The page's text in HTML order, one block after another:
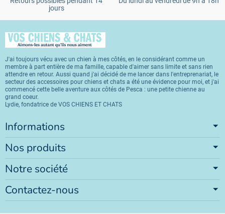
jours
J'ai toujours vécu avec un chien à mes côtés, en le considérant comme un
membre à part entière de ma famille, capable d'aimer sans limite et sans rien
attendre en retour. Aussi quand j'ai décidé de me lancer dans l'entreprenariat, le
secteur des accessoires pour chiens et chats a été une évidence pour moi, et j'ai
commencé cette belle aventure aux côtés de Pesca : une petite chienne au
grand coeur.
Lydie, fondatrice de VOS CHIENS ET CHATS
Informations
Nos produits
Notre société
Contactez-nous